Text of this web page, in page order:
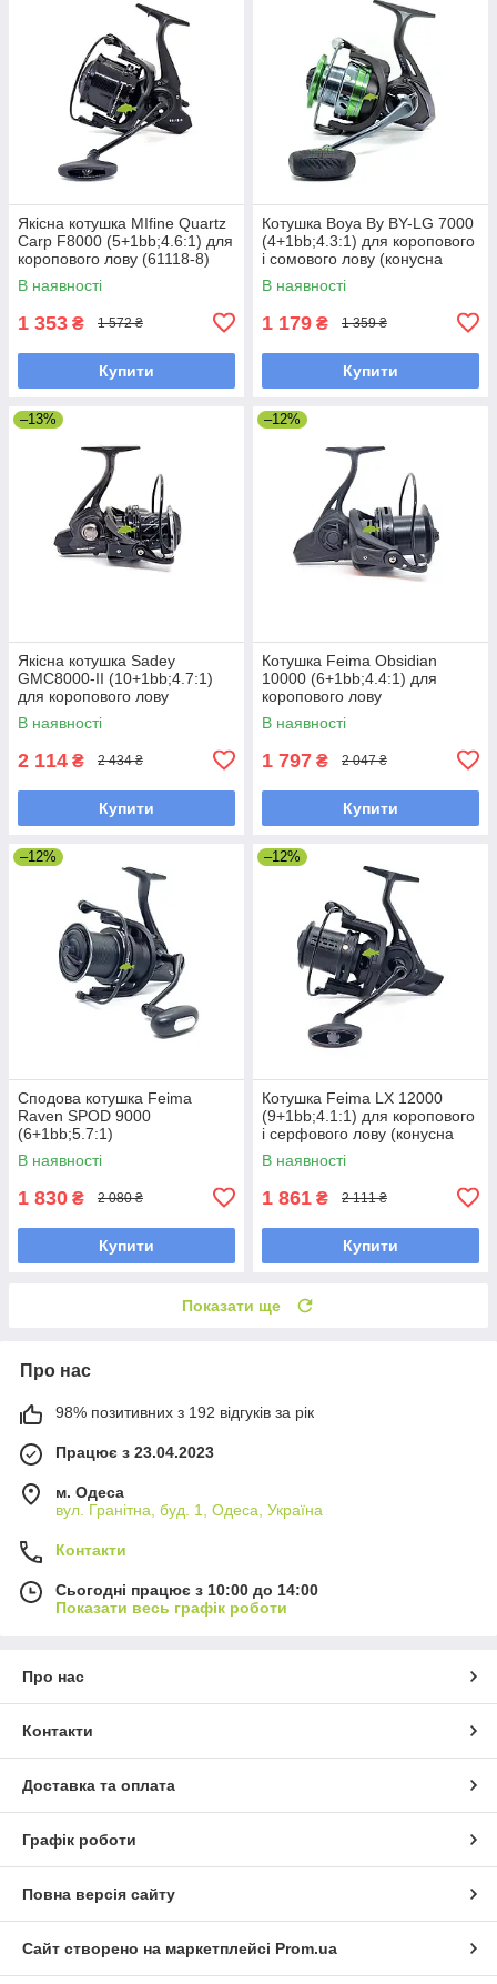
Якісна котушка MIfine Quartz
Carp F8000 (5+1bb;4.6:1) для
коропового лову (61118-8)
В наявності
1 353 ₴ 1 572 ₴
Купити
Котушка Boya By BY-LG 7000
(4+1bb;4.3:1) для коропового
і сомового лову (конусна
шпуля)
В наявності
1 179 ₴ 1 359 ₴
Купити
–13%
Якісна котушка Sadey
GMC8000-II (10+1bb;4.7:1)
для коропового лову
(конусна шпуля)
В наявності
2 114 ₴ 2 434 ₴
Купити
–12%
Котушка Feima Obsidian
10000 (6+1bb;4.4:1) для
коропового лову
В наявності
1 797 ₴ 2 047 ₴
Купити
–12%
Сподова котушка Feima
Raven SPOD 9000
(6+1bb;5.7:1)
В наявності
1 830 ₴ 2 080 ₴
Купити
–12%
Котушка Feima LX 12000
(9+1bb;4.1:1) для коропового
і серфового лову (конусна
шпуля)
В наявності
1 861 ₴ 2 111 ₴
Купити
Показати ще
Про нас
98% позитивних з 192 відгуків за рік
Працює з 23.04.2023
м. Одеса
вул. Гранітна, буд. 1, Одеса, Україна
Контакти
Сьогодні працює з 10:00 до 14:00
Показати весь графік роботи
Про нас
Контакти
Доставка та оплата
Графік роботи
Повна версія сайту
Сайт створено на маркетплейсі Prom.ua